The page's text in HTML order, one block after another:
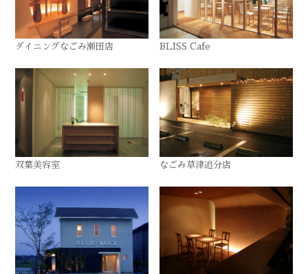
ダイニングなごみ瀬田店 BLISS Cafe
双葉美容室 なごみ草津追分店